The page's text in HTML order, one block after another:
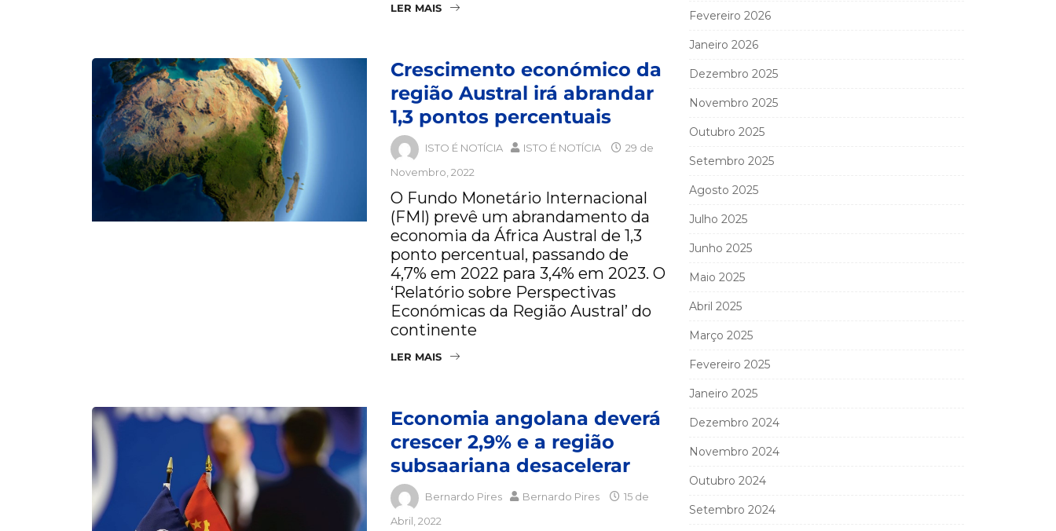
LER MAIS
Crescimento económico da
região Austral irá abrandar
1,3 pontos percentuais
ISTO É NOTÍCIA ISTO É NOTÍCIA
29 de
Novembro, 2022
O Fundo Monetário Internacional
(FMI) prevê um abrandamento da
economia da África Austral de 1,3
ponto percentual, passando de
4,7% em 2022 para 3,4% em 2023. O
‘Relatório sobre Perspectivas
Económicas da Região Austral’ do
continente
LER MAIS
Economia angolana deverá
crescer 2,9% e a região
subsaariana desacelerar
Bernardo Pires Bernardo Pires
15 de
Abril, 2022
Fevereiro 2026
Janeiro 2026
Dezembro 2025
Novembro 2025
Outubro 2025
Setembro 2025
Agosto 2025
Julho 2025
Junho 2025
Maio 2025
Abril 2025
Março 2025
Fevereiro 2025
Janeiro 2025
Dezembro 2024
Novembro 2024
Outubro 2024
Setembro 2024